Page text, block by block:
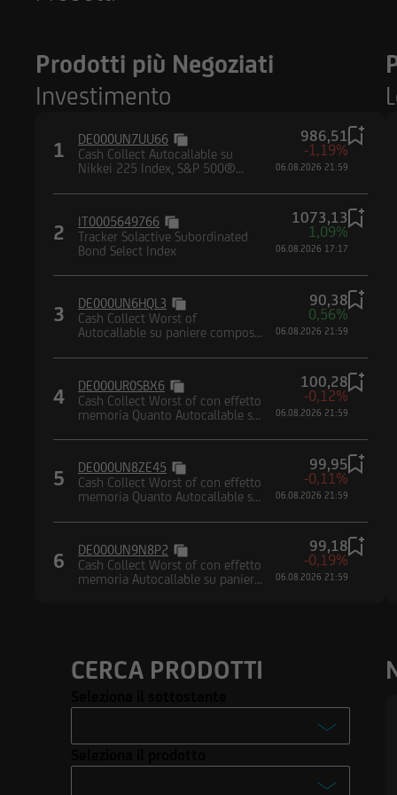
Prodotti più Negoziati
Investimento
1
DE000UN7UU66
Cash Collect Autocallable su
Nikkei 225 Index, S&P 500®
STOXX® Banks Index
986,51
-1,19%
06.08.2026 21:59
2
IT0005649766
Tracker Solactive Subordinated
Bond Select Index
1073,13
1,09%
06.08.2026 17:17
3
DE000UN6HQL3
Cash Collect Worst of
Autocallable su paniere composto
90,38
0,56%
06.08.2026 21:59
4
DE000UR0SBX6
Cash Collect Worst of con effetto
memoria Quanto Autocallable su
100,28
-0,12%
06.08.2026 21:59
5
DE000UN8ZE45
Cash Collect Worst of con effetto
memoria Quanto Autocallable su
99,95
-0,11%
06.08.2026 21:59
6
DE000UN9N8P2
Cash Collect Worst of con effetto
memoria Autocallable su paniere
99,18
-0,19%
06.08.2026 21:59
CERCA PRODOTTI
Enel S.p.A.
documentazione
comunque si
Paesi, e non sono
contenuta nel
UniCredit
Austria AG,
UniCredit Bank
Centrale
Authority (FMA) e
Società e la Borsa
d'Italia, dalla
Dichiaro di avere
restrizioni di
attualmente negli
S dello United
trasmettere negli
alcuna